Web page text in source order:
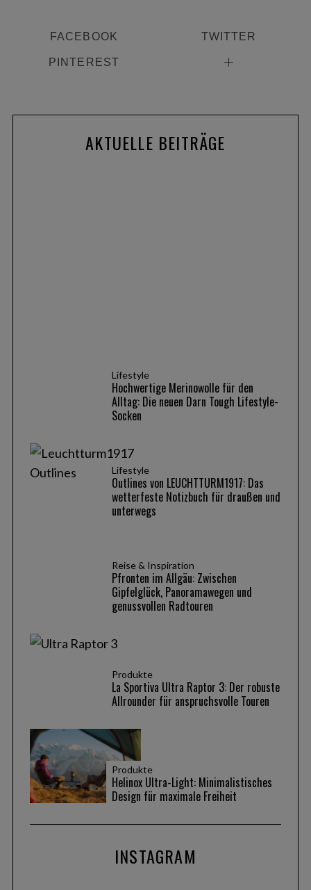
FACEBOOK TWITTER
PINTEREST
AKTUELLE BEITRÄGE
Lifestyle
Hochwertige Merinowolle für den
Alltag: Die neuen Darn Tough Lifestyle-
Socken
Lifestyle
Outlines von LEUCHTTURM1917: Das
wetterfeste Notizbuch für draußen und
unterwegs
Reise & Inspiration
Pfronten im Allgäu: Zwischen
Gipfelglück, Panoramawegen und
genussvollen Radtouren
Produkte
La Sportiva Ultra Raptor 3: Der robuste
Allrounder für anspruchsvolle Touren
Produkte
Helinox Ultra-Light: Minimalistisches
Design für maximale Freiheit
INSTAGRAM